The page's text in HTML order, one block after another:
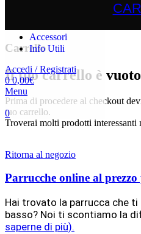
Accessori
Info Utili
Accedi / Registrati
00,00€
Menu
0
Carrello
Il tuo carrello è
Prima di procedere al checkout
tuo carrello.
Troverai molti prodotti interessanti
Ritorna al negozio
Parrucche online al prezzo
Hai trovato la parrucca che ti
basso? Noi ti scontiamo la
saperne di più).